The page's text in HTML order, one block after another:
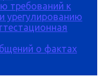
требований к
урегулированию
о фактах